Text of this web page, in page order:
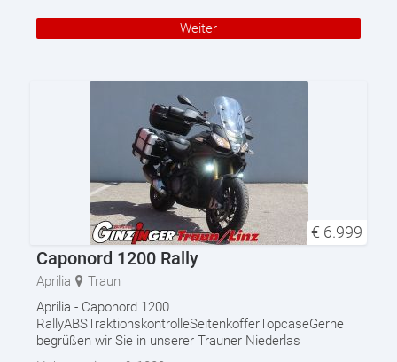
Weiter
€ 6.999
Caponord 1200 Rally
Aprilia
Traun
Aprilia - Caponord 1200
RallyABSTraktionskontrolleSeitenkofferTopcaseGerne
begrüßen wir Sie in unserer Trauner Niederlas